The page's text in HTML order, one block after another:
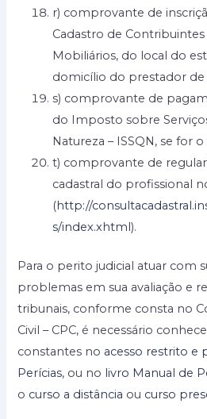
r) comprovante de
Cadastro de
Mobiliários, do local do
domicílio do prestador de
s) comprovante de
do Imposto sobre
Natureza – ISSQN, se for o
t) comprovante de
cadastral do profissional
(http://
s/index.xhtml).
Para o perito judicial atuar com
problemas em sua avaliação e
tribunais, conforme consta no
Civil – CPC, é necessário
constantes no acesso restrito e
Perícias, ou no livro Manual de
o curso a distância ou curso